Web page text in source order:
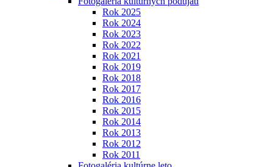
Rok 2025
Rok 2024
Rok 2023
Rok 2022
Rok 2021
Rok 2019
Rok 2018
Rok 2017
Rok 2016
Rok 2015
Rok 2014
Rok 2013
Rok 2012
Rok 2011